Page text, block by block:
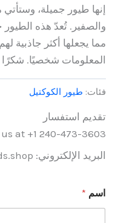
إنها طيور جميلة،
والصفير. تُعدّ هذه الطيور
مما يجعلها أكثر جاذبية
المعلومات شخصيًا. شكرًا
فئات: طيور الكوكتيل
تقديم استفسار
at +1 240-473-3603
البريد الإلكتروني: sales@tropicalwingsbirds.shop
اسم *